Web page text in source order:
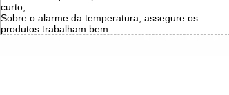
curto;
Sobre o alarme da temperatura, assegure os
produtos trabalham bem